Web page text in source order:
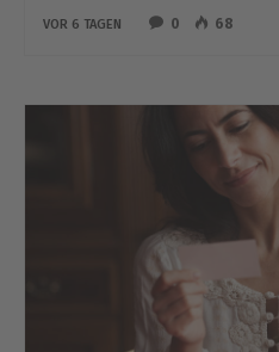
VOR 6 TAGEN 0 68